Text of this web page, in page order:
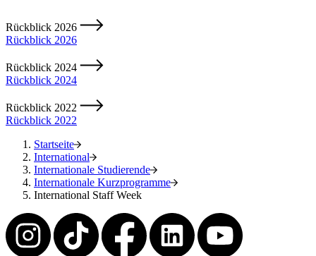
Rückblick 2026
Rückblick 2026
Rückblick 2024
Rückblick 2024
Rückblick 2022
Rückblick 2022
Startseite
International
Internationale Studierende
Internationale Kurzprogramme
International Staff Week